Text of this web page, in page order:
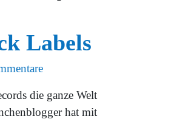
Labels
die ganze Welt
hat mit